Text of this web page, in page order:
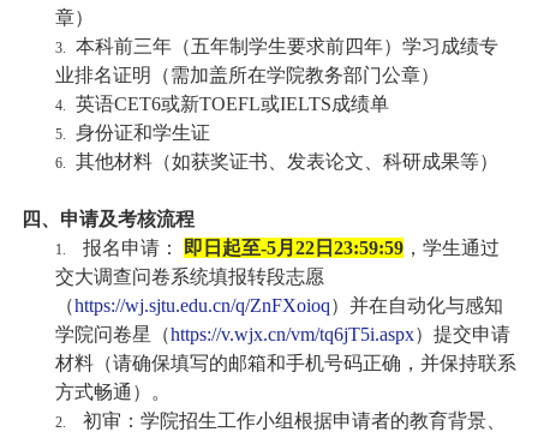
章）
3.
本科前三年（五年制学生要求前四年）学习成绩专
业排名证明（需加盖所在学院教务部门公章）
4. 英语CET6或新TOEFL或IELTS成绩单
5. 身份证和学生证
6. 其他材料（如获奖证书、发表论文、科研成果等）
四、申请及考核流程
1. 报名申请： 即日起至-5月 22日 23:59:59，学生通过
交大调查问卷系统填报转段志愿
（https://wj.sjtu.edu.cn/q/ZnFXoioq）并在自动化与感知
学院问卷星（https://v.wjx.cn/vm/tq6jT5i.aspx）提交申请
材料（请确保填写的邮箱和手机号码正确，并保持联系
方式畅通）。
2.
初审：学院招生工作小组根据申请者的教育背景、